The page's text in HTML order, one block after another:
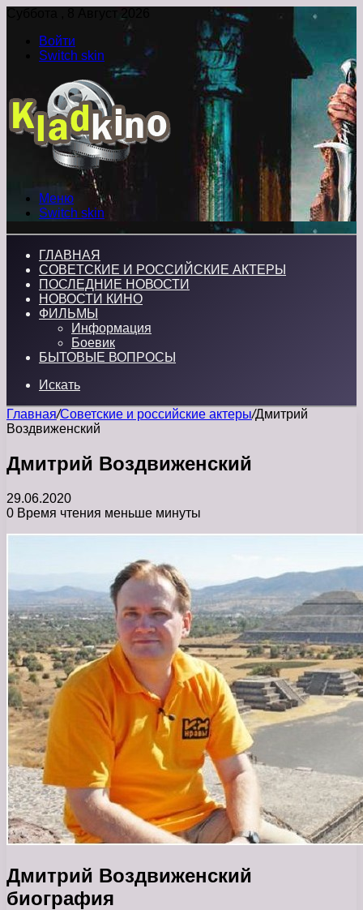
Суббота , 8 Август 2026
Войти
Switch skin
Меню
Switch skin
ГЛАВНАЯ
СОВЕТСКИЕ И РОССИЙСКИЕ АКТЕРЫ
ПОСЛЕДНИЕ НОВОСТИ
НОВОСТИ КИНО
ФИЛЬМЫ
Информация
Боевик
БЫТОВЫЕ ВОПРОСЫ
Искать
Главная/Советские и российские актеры/Дмитрий
Воздвиженский
Дмитрий Воздвиженский
29.06.2020
0 Время чтения меньше минуты
Дмитрий Воздвиженский
биография